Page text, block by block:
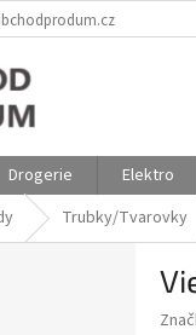
Drogerie Elektro
Trubky/Tvarovky